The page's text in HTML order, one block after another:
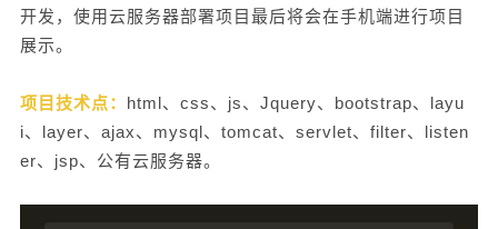
开发，使用云服务器部署项目最后将会在手机端进行项目
展示。
项目技术点： html、css、js、Jquery、bootstrap、layu
i、layer、ajax、mysql、tomcat、servlet、filter、listen
er、jsp、公有云服务器。